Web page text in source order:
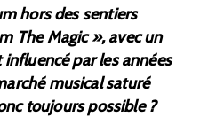
hors des sentiers
The Magic », avec un
par les années
musical saturé
toujours possible ?